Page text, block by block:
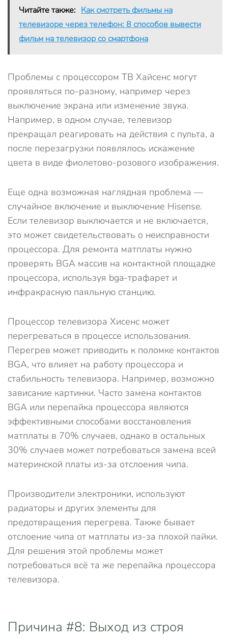
Читайте также: Как смотреть фильмы на
телевизоре через телефон: 8 способов вывести
фильм на телевизор со смартфона
Проблемы с процессором ТВ Хайсенс могут
проявляться по-разному, например через
выключение экрана или изменение звука.
Например, в одном случае, телевизор
прекращал реагировать на действия с пульта, а
после перезагрузки появлялось искажение
цвета в виде фиолетово-розового изображения.
Еще одна возможная наглядная проблема —
случайное включение и выключение Hisense.
Если телевизор выключается и не включается,
это может свидетельствовать о неисправности
процессора. Для ремонта матплаты нужно
проверять BGA массив на контактной площадке
процессора, используя bga-трафарет и
инфракрасную паяльную станцию.
Процессор телевизора Хисенс может
перегреваться в процессе использования.
Перегрев может приводить к поломке контактов
BGA, что влияет на работу процессора и
стабильность телевизора. Например, возможно
зависание картинки. Часто замена контактов
BGA или перепайка процессора являются
эффективными способами восстановления
матплаты в 70% случаев, однако в остальных
30% случаев может потребоваться замена всей
материнской платы из-за отслоения чипа.
Производители электроники, используют
радиаторы и других элементы для
предотвращения перегрева. Также бывает
отслоение чипа от матплаты из-за плохой пайки.
Для решения этой проблемы может
потребоваться всё та же перепайка процессора
телевизора.
Причина #8: Выход из строя